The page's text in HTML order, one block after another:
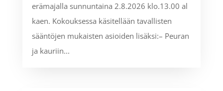
erämajalla sunnuntaina 2.8.2026 klo.13.00 al
kaen. Kokouksessa käsitellään tavallisten
sääntöjen mukaisten asioiden lisäksi:– Peuran
ja kauriin...